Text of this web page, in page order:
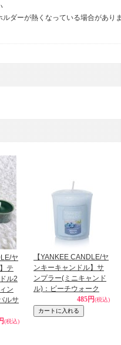
ルダーが熱くなっている場合があり
ヤ
テ
ル2
ン
ルサ
(税込)
【YANKEE CANDLE/ヤ
ンキーキャンドル】サ
ンプラー(ミニキャンド
ル)：ビーチウォーク
485円(税込)